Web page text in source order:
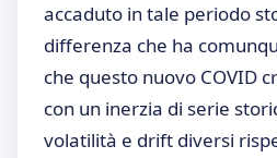
accaduto in tale periodo
differenza che ha
che questo nuovo COVID
con un inerzia di serie
volatilità e drift diversi